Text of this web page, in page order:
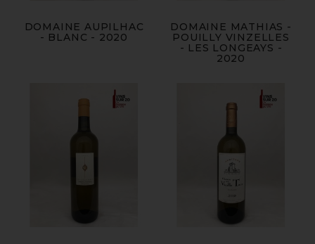
DOMAINE AUPILHAC
- BLANC - 2020
DOMAINE MATHIAS -
POUILLY VINZELLES
- LES LONGEAYS -
2020